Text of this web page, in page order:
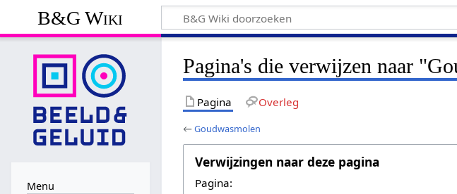
B&G Wiki
Pagina's die verwijzen naar
Pagina Overleg
←Goudwasmolen
Verwijzingen naar deze pagina
Pagina:
Menu